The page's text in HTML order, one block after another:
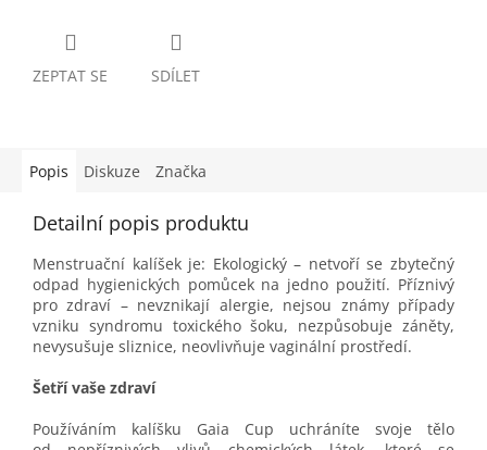
ZEPTAT SE SDÍLET
Popis Diskuze Značka
Detailní popis produktu
Menstruační kalíšek je: Ekologický – netvoří se zbytečný
odpad hygienických pomůcek na jedno použití. Příznivý
pro zdraví – nevznikají alergie, nejsou známy případy
vzniku syndromu toxického šoku, nezpůsobuje záněty,
nevysušuje sliznice, neovlivňuje vaginální prostředí.
Šetří vaše zdraví
Používáním kalíšku Gaia Cup uchráníte svoje tělo